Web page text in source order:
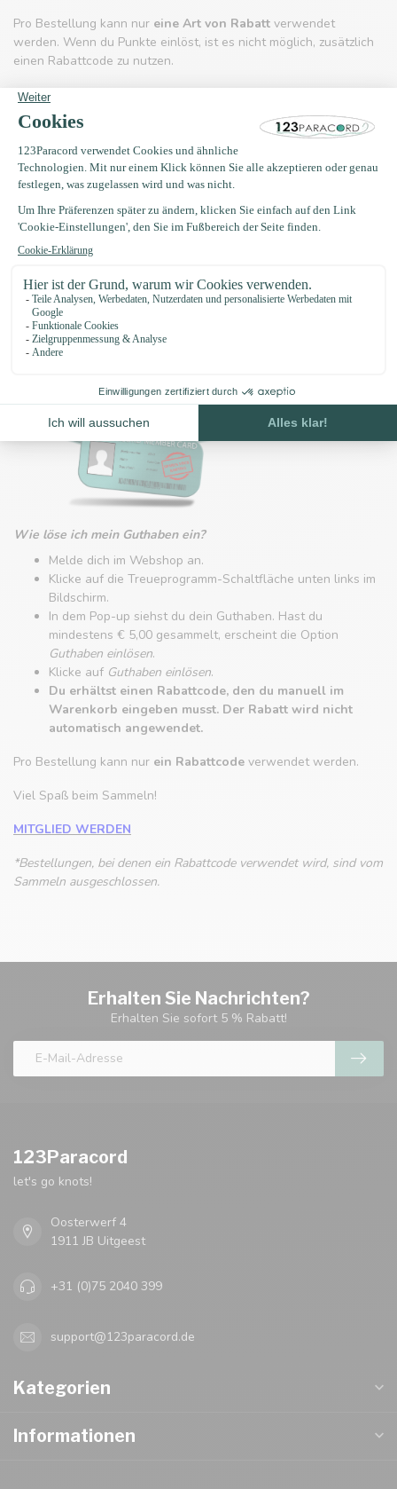
Pro Bestellung kann nur eine Art von Rabatt verwendet
werden. Wenn du Punkte einlöst, ist es nicht möglich, zusätzlich
einen Rabattcode zu nutzen.
Viel Spaß beim Sammeln!
Bisherige Regelung (bis zum 1. März 2026)
Sammle bei jeder Bestellung* Rabatt mit unserem
Treueprogramm. Du sparst einen Geldbetrag, den du später
gegen einen einzigartigen Rabattcode einlösen kannst. Hast du
bereits ein Kundenkonto? Dann nimmst du automatisch teil.
Wie funktioniert das Sammeln?
Bei jeder Bestellung sammelst du, sofern du eingeloggt
bist, automatisch3 %des Einkaufswertes.
Hast du mindestens
Betrag bei deiner nächsten Bestellung einlösen.
Wie löse ich mein Guthaben ein?
Melde dich im Webshop an.
Klicke auf die Treueprogramm-Schaltfläche unten links im
Bildschirm.
In dem Pop-up siehst du dein Guthaben. Hast du
mindestens € 5,00 gesammelt, erscheint die Option
Guthaben einlösen.
Klicke auf Guthaben einlösen.
Du erhältst einen Rabattcode, den du manuell im
Warenkorb eingeben musst. Der Rabatt wird nicht
automatisch angewendet.
Pro Bestellung kann nur ein Rabattcode verwendet werden.
Viel Spaß beim Sammeln!
MITGLIED WERDEN
*Bestellungen, bei denen ein Rabattcode verwendet wird, sind vom
Sammeln ausgeschlossen.
Erhalten Sie Nachrichten?
Erhalten Sie sofort 5 % Rabatt!
123Paracord
let's go knots!
Oosterwerf 4
1911 JB Uitgeest
+31 (0)75 2040 399
support@123paracord.de
Kategorien
Informationen